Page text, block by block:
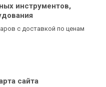
инструментов,
с доставкой по ценам
сайта